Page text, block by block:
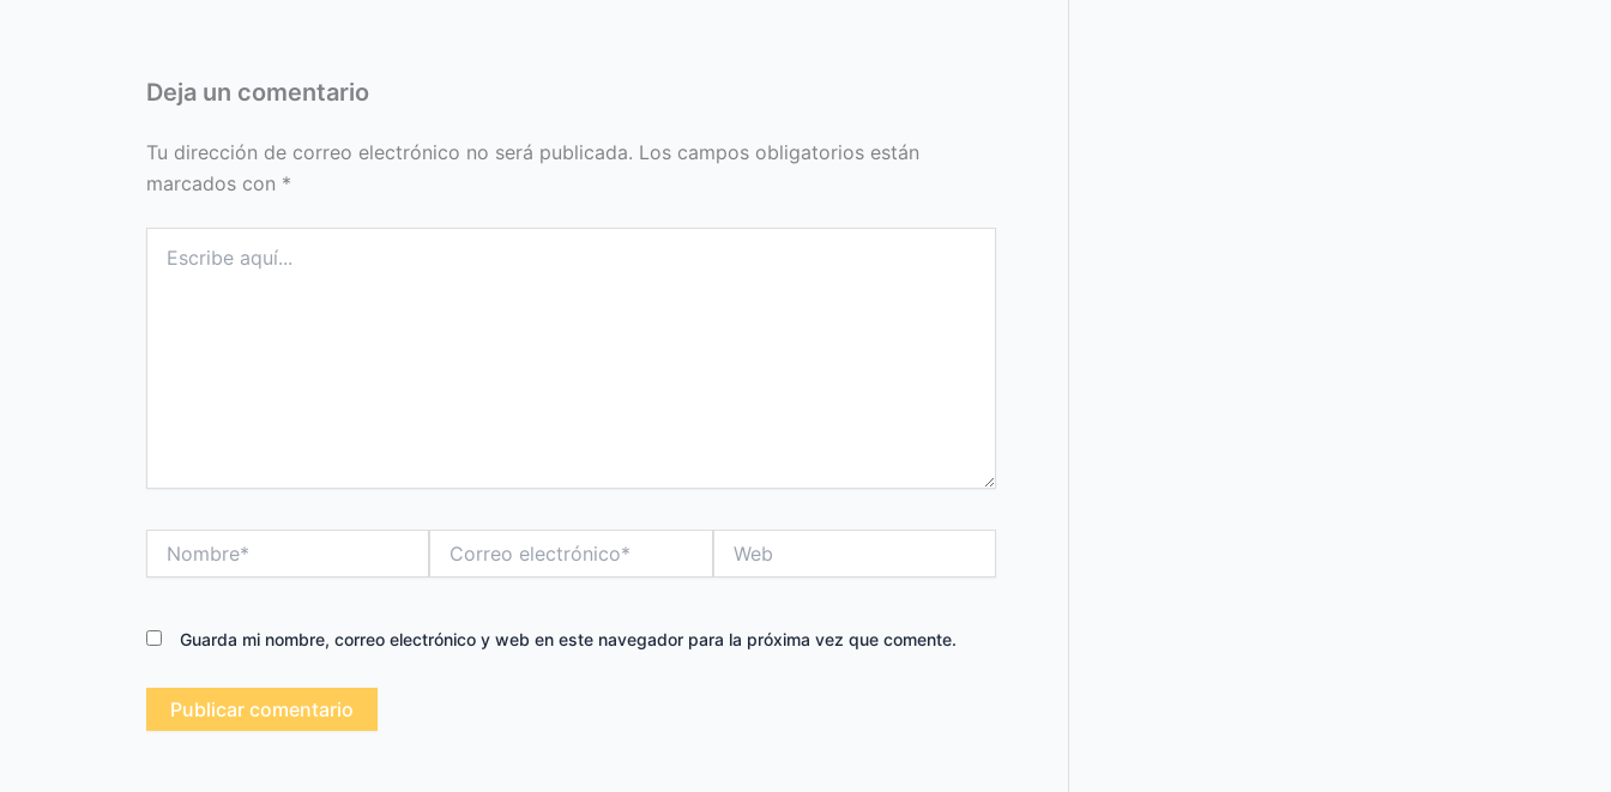
Deja un comentario
Tu dirección de correo electrónico no será publicada. Los campos obligatorios están
marcados con *
aquí...
electrónico*
Guarda mi nombre, correo electrónico y web en este navegador para la próxima vez que comente.